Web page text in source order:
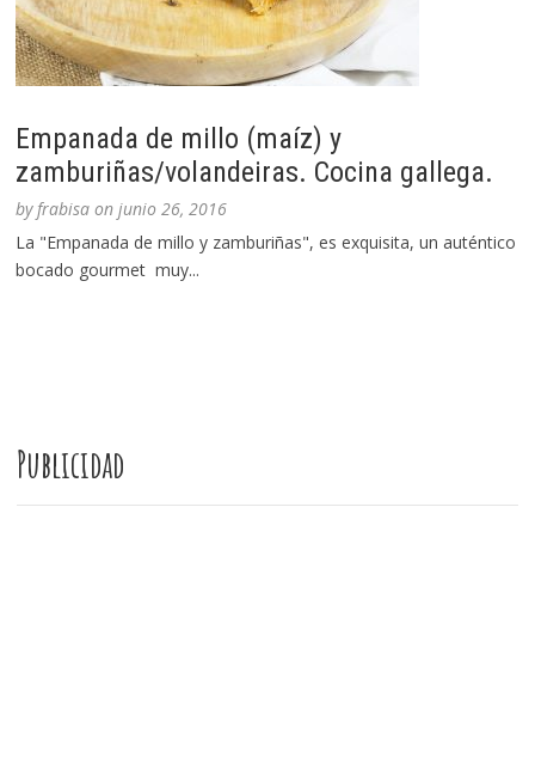
Empanada de millo (maíz) y
zamburiñas/volandeiras. Cocina gallega.
byfrabisa onjunio 26, 2016
La "Empanada de millo y zamburiñas", es exquisita, un auténtico
bocado gourmet muy...
Publicidad